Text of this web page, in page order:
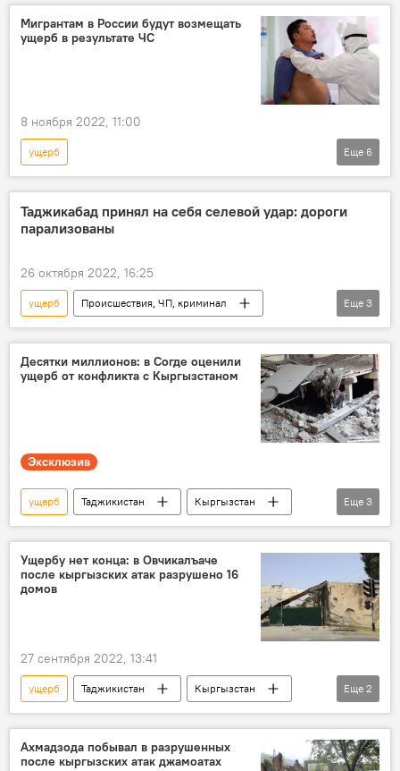
Мигрантам в России будут возмещать
ущерб в результате ЧС
8 ноября 2022, 11:00
ущерб
Новости мигрантов из Центральной Азии в России
Миграция
Общество
закон
поддержка
Еще 6
Таджикабад принял на себя селевой удар: дороги
парализованы
26 октября 2022, 16:25
ущерб
Происшествия, ЧП, криминал
сельские районы
селевой поток
Таджикистан
Еще 3
Десятки миллионов: в Согде оценили
ущерб от конфликта с Кыргызстаном
Эксклюзив
ущерб Таджикистан
Кыргызстан
граница
Таджикско-кыргызская граница: последние новости
Новости Худжанда и Согдийской области
Еще 3
Ущербу нет конца: в Овчикалъаче
после кыргызских атак разрушено 16
домов
27 сентября 2022, 13:41
ущерб Таджикистан
Кыргызстан
конфликт
граница
Еще 2
Ахмадзода побывал в разрушенных
после кыргызских атак джамоатах